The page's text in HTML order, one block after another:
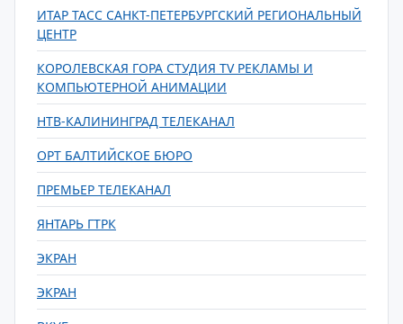
ИТАР ТАСС САНКТ-ПЕТЕРБУРГСКИЙ РЕГИОНАЛЬНЫЙ
ЦЕНТР
КОРОЛЕВСКАЯ ГОРА СТУДИЯ TV РЕКЛАМЫ И
КОМПЬЮТЕРНОЙ АНИМАЦИИ
НТВ-КАЛИНИНГРАД ТЕЛЕКАНАЛ
ОРТ БАЛТИЙСКОЕ БЮРО
ПРЕМЬЕР ТЕЛЕКАНАЛ
ЯНТАРЬ ГТРК
ЭКРАН
ЭКРАН